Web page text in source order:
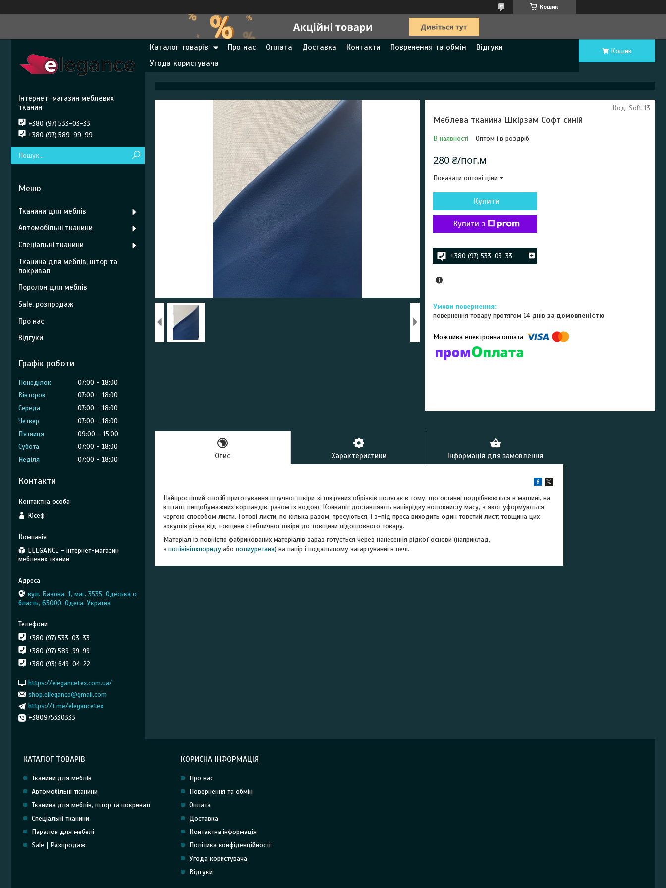
Кошик
Каталог товарів Про нас Оплата Доставка Контакти Повренення та обмін
Відгуки
Угода користувача
Кошик
Меблева тканина Шкірзам Софт синій
В наявності Оптом і в роздріб
Код: Soft 13
280 ₴/пог.м
Показати оптові ціни
Купити
Купити з
+380 (97) 533-03-33
повернення товару протягом 14 днівза домовленістю
Опис Характеристики Інформація для замовлення
Найпростіший спосіб приготування штучної шкіри зі шкіряних обрізків полягає в тому, що останні подрібнюються в машині, на
кшталт пищобумажних корландів, разом із водою. Конвалії доставляють напіврідку волокнисту масу, з якої уформуються
чергою способом листи. Готові листи, по кілька разом, пресуються, і з-під преса виходить один товстий лист; товщина цих
аркушів різна від товщини стебличної шкіри до товщини підошовного товару.
Матеріал із повністю фабрикованих матеріалів зараз готується через нанесення рідкої основи (наприклад,
з полівінілхлориду або полиуретана) на папір і подальшому загартуванні в печі.
Інтернет-магазин меблевих
тканин
+380 (97) 533-03-33
+380 (97) 589-99-99
Тканини для меблів
Автомобільні тканини
Спеціальні тканини
Тканина для меблів, штор та
покривал
Поролон для меблів
Sale, розпродаж
Про нас
Відгуки
Графік роботи
Понеділок 07:00
18:00
Вівторок
07:00
18:00
Середа
07:00
18:00
Четвер
07:00
18:00
Пʼятниця
09:00
15:00
Субота
07:00
18:00
Неділя
07:00 18:00
Контакти
Юсеф
ELEGANCE - інтернет-магазин
меблевих тканин
вул. Базова, 1, маг. 3535, Одеська о
бласть, 65000, Одеса, Україна
+380 (97) 533-03-33
+380 (97) 589-99-99
+380 (93) 649-04-22
https://elegancetex.com.ua/
shop.ellegance@gmail.com
https://t.me/elegancetex
+380975330333
КАТАЛОГ ТОВАРІВ
Тканини для меблів
Автомобільні тканини
Тканина для меблів, штор та покривал
Спеціальні тканини
Паралон для мебелі
Sale | Разпродаж
КОРИСНА ІНФОРМАЦІЯ
Про нас
Повернення та обмін
Оплата
Доставка
Контактна інформація
Політика конфіденційності
Угода користувача
Відгуки